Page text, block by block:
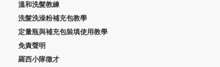
溫和洗髮教練
洗髮洗澡粉補充包教學
定量瓶與補充包裝填使用教學
免責聲明
羅西小隊徵才